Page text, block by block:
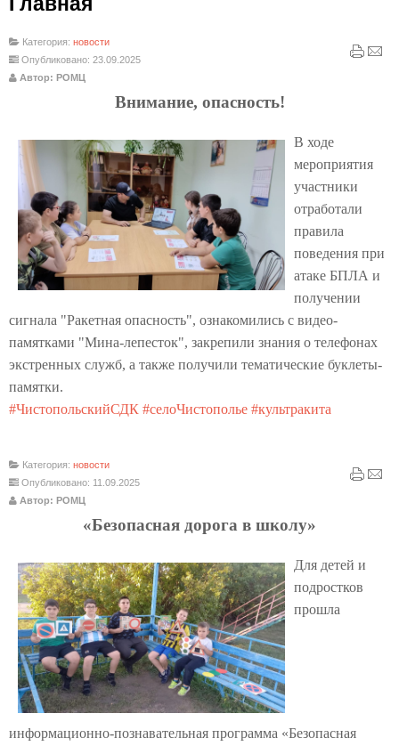
Категория: новости
Опубликовано: 23.09.2025
Автор: РОМЦ
Внимание, опасность!
В ходе
мероприятия
участники
отработали
правила
поведения при
атаке БПЛА и
получении
сигнала "Ракетная опасность", ознакомились с видео-
памятками "Мина-лепесток", закрепили знания о телефонах
экстренных служб, а также получили тематические буклеты-
памятки.
#ЧистопольскийСДК #селоЧистополье #культракита
Категория: новости
Опубликовано: 11.09.2025
Автор: РОМЦ
«Безопасная дорога в школу»
Для детей и
подростков
прошла
информационно-познавательная программа «Безопасная